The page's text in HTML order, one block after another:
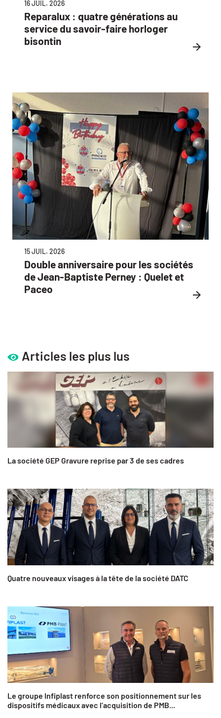
16 JUIL. 2026
Reparalux : quatre générations au
service du savoir-faire horloger
bisontin
15 JUIL. 2026
Double anniversaire pour les sociétés
de Jean-Baptiste Perney : Quelet et
Paceo
Articles les plus lus
La société GEP Gravure reprise par 3 de ses cadres
Quatre nouveaux visages à la tête de la société DATC
Le groupe Infiplast renforce son positionnement sur les
dispositifs médicaux avec l’acquisition de PMB...